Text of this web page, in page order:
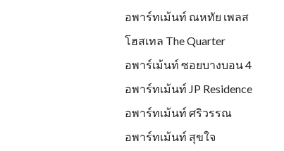
อพาร์ทเม้นท์ ณหทัย เพลส
โฮสเทล The Quarter
อพาร์เม้นท์ ซอยบางบอน 4
อพาร์ทเม้นท์ JP Residence
อพาร์ทเม้นท์ ศริวรรณ
อพาร์ทเม้นท์ สุขใจ